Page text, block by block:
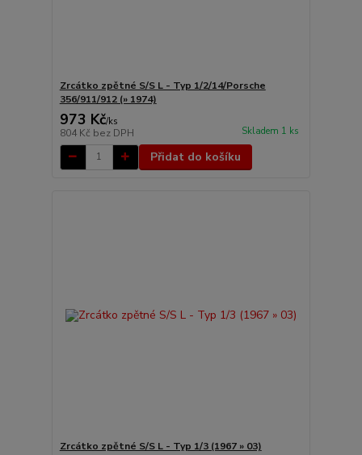
Zrcátko zpětné S/S L - Typ 1/2/14/Porsche
356/911/912 (» 1974)
973 Kč/ks
804 Kč bez DPH Skladem 1 ks
Přidat do košíku
Zrcátko zpětné S/S L - Typ 1/3 (1967 » 03)